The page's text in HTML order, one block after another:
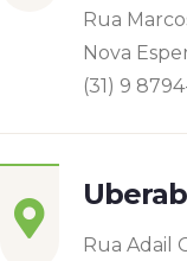
Rua
Nova
(31) 9
Rua Adail